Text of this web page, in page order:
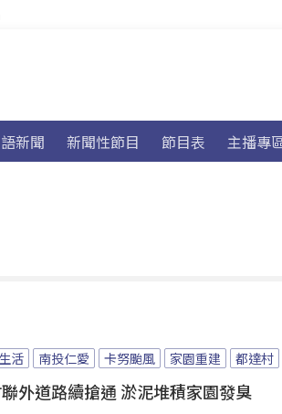
新聞 新聞性節目 節目表 主播專
生活 南投仁愛 卡努颱風 家園重建 都達村
外道路續搶通 淤泥堆積家園發臭